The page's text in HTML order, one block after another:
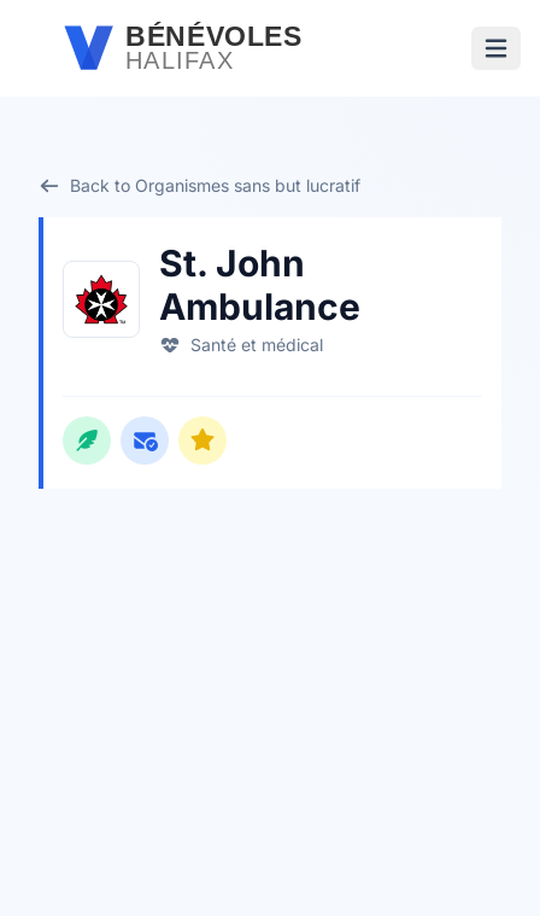
Passer au contenu principal
BÉNÉVOLES
HALIFAX
Back to Organismes sans but lucratif
St. John
Ambulance
Santé et médical